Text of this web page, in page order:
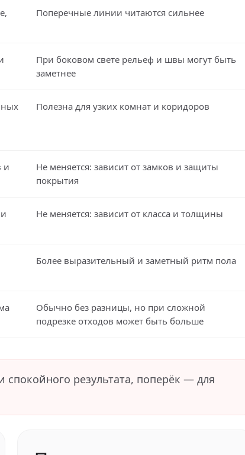
Поперечные линии читаются сильнее
При боковом свете рельеф и швы могут быть
заметнее
Полезна для узких комнат и коридоров
и
Не меняется: зависит от замков и защиты
покрытия
Не меняется: зависит от класса и толщины
Более выразительный и заметный ритм пола
Обычно без разницы, но при сложной
подрезке отходов может быть больше
результата, поперёк — для